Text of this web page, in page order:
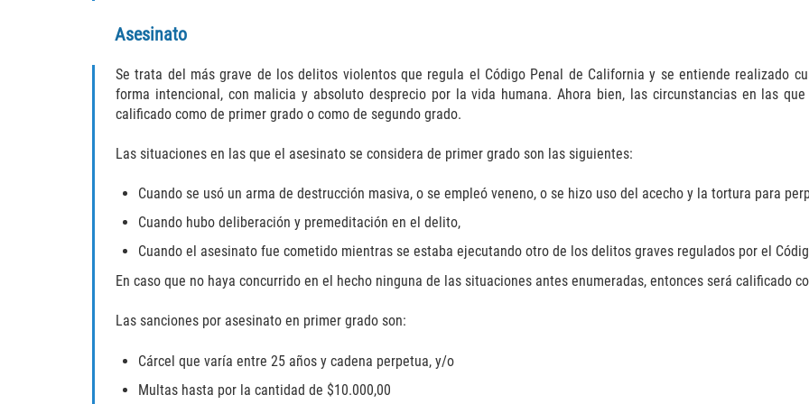
Asesinato
Se trata del más grave de los delitos violentos que regula el Código Penal de California y se entiende realizado
forma intencional, con malicia y absoluto desprecio por la vida humana. Ahora bien, las circunstancias en las
calificado como de primer grado o como de segundo grado.
Las situaciones en las que el asesinato se considera de primer grado son las siguientes:
Cuando se usó un arma de destrucción masiva, o se empleó veneno, o se hizo uso del acecho y la tortura para
Cuando hubo deliberación y premeditación en el delito,
Cuando el asesinato fue cometido mientras se estaba ejecutando otro de los delitos graves regulados por el
En caso que no haya concurrido en el hecho ninguna de las situaciones antes enumeradas, entonces será calificado
Las sanciones por asesinato en primer grado son:
Cárcel que varía entre 25 años y cadena perpetua, y/o
Multas hasta por la cantidad de $10.000,00